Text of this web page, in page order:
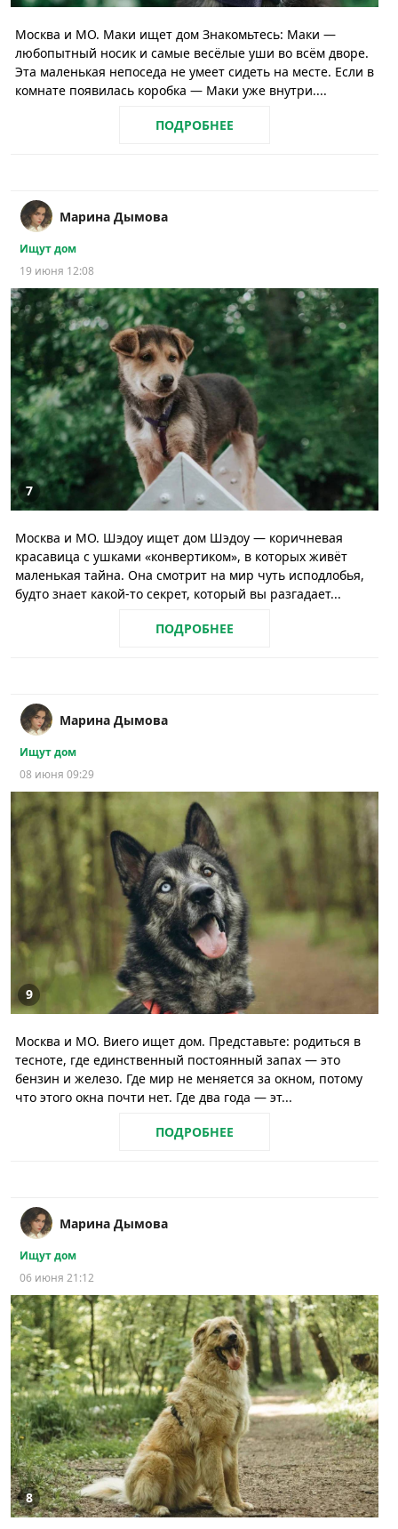
Москва и МО. Маки ищет дом Знакомьтесь: Маки —
любопытный носик и самые весёлые уши во всём дворе.
Эта маленькая непоседа не умеет сидеть на месте. Если в
комнате появилась коробка — Маки уже внутри....
ПОДРОБНЕЕ
Марина Дымова
Ищут дом
19 июня 12:08
7
Москва и МО. Шэдоу ищет дом Шэдоу — коричневая
красавица с ушками «конвертиком», в которых живёт
маленькая тайна. Она смотрит на мир чуть исподлобья,
будто знает какой-то секрет, который вы разгадает...
ПОДРОБНЕЕ
Марина Дымова
Ищут дом
08 июня 09:29
9
Москва и МО. Виего ищет дом. Представьте: родиться в
тесноте, где единственный постоянный запах — это
бензин и железо. Где мир не меняется за окном, потому
что этого окна почти нет. Где два года — эт...
ПОДРОБНЕЕ
Марина Дымова
Ищут дом
06 июня 21:12
8